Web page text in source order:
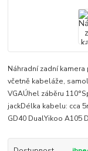
Náhradní zadní
včetně kabeláže,
VGAÚhel záběru
jackDélka kabelu: cca
GD40 DualYikoo A105